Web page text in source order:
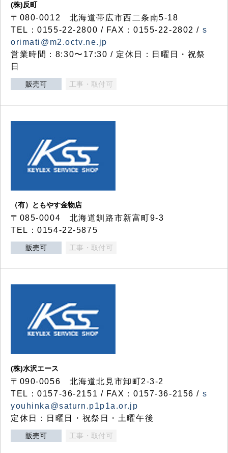
(株)反町
〒080-0012 北海道帯広市西二条南5-18
TEL：0155-22-2800 / FAX：0155-22-2802 / s
orimati@m2.octv.ne.jp
営業時間：8:30〜17:30 / 定休日：日曜日・祝祭
日
販売可 工事・取付可
（有）ともやす金物店
〒085-0004 北海道釧路市新富町9-3
TEL：0154-22-5875
販売可 工事・取付可
(株)水沢エース
〒090-0056 北海道北見市卸町2-3-2
TEL：0157-36-2151 / FAX：0157-36-2156 / s
youhinka@saturn.p1p1a.or.jp
定休日：日曜日・祝祭日・土曜午後
販売可 工事・取付可